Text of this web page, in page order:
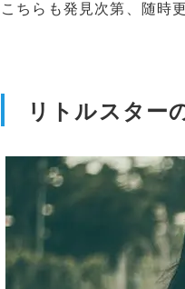
こちらも発見次第、随時
リトルスター